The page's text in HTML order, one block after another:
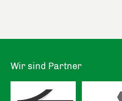
Wir sind Partner